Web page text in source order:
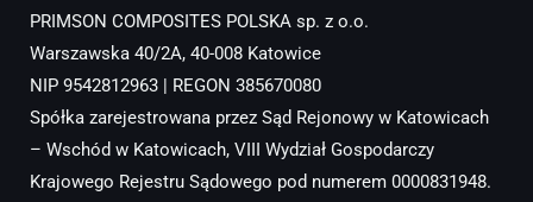
PRIMSON COMPOSITES POLSKA sp. z o.o.
Warszawska 40/2A, 40-008 Katowice
NIP 9542812963 | REGON 385670080
Spółka zarejestrowana przez Sąd Rejonowy w Katowicach
– Wschód w Katowicach, VIII Wydział Gospodarczy
Krajowego Rejestru Sądowego pod numerem 0000831948.